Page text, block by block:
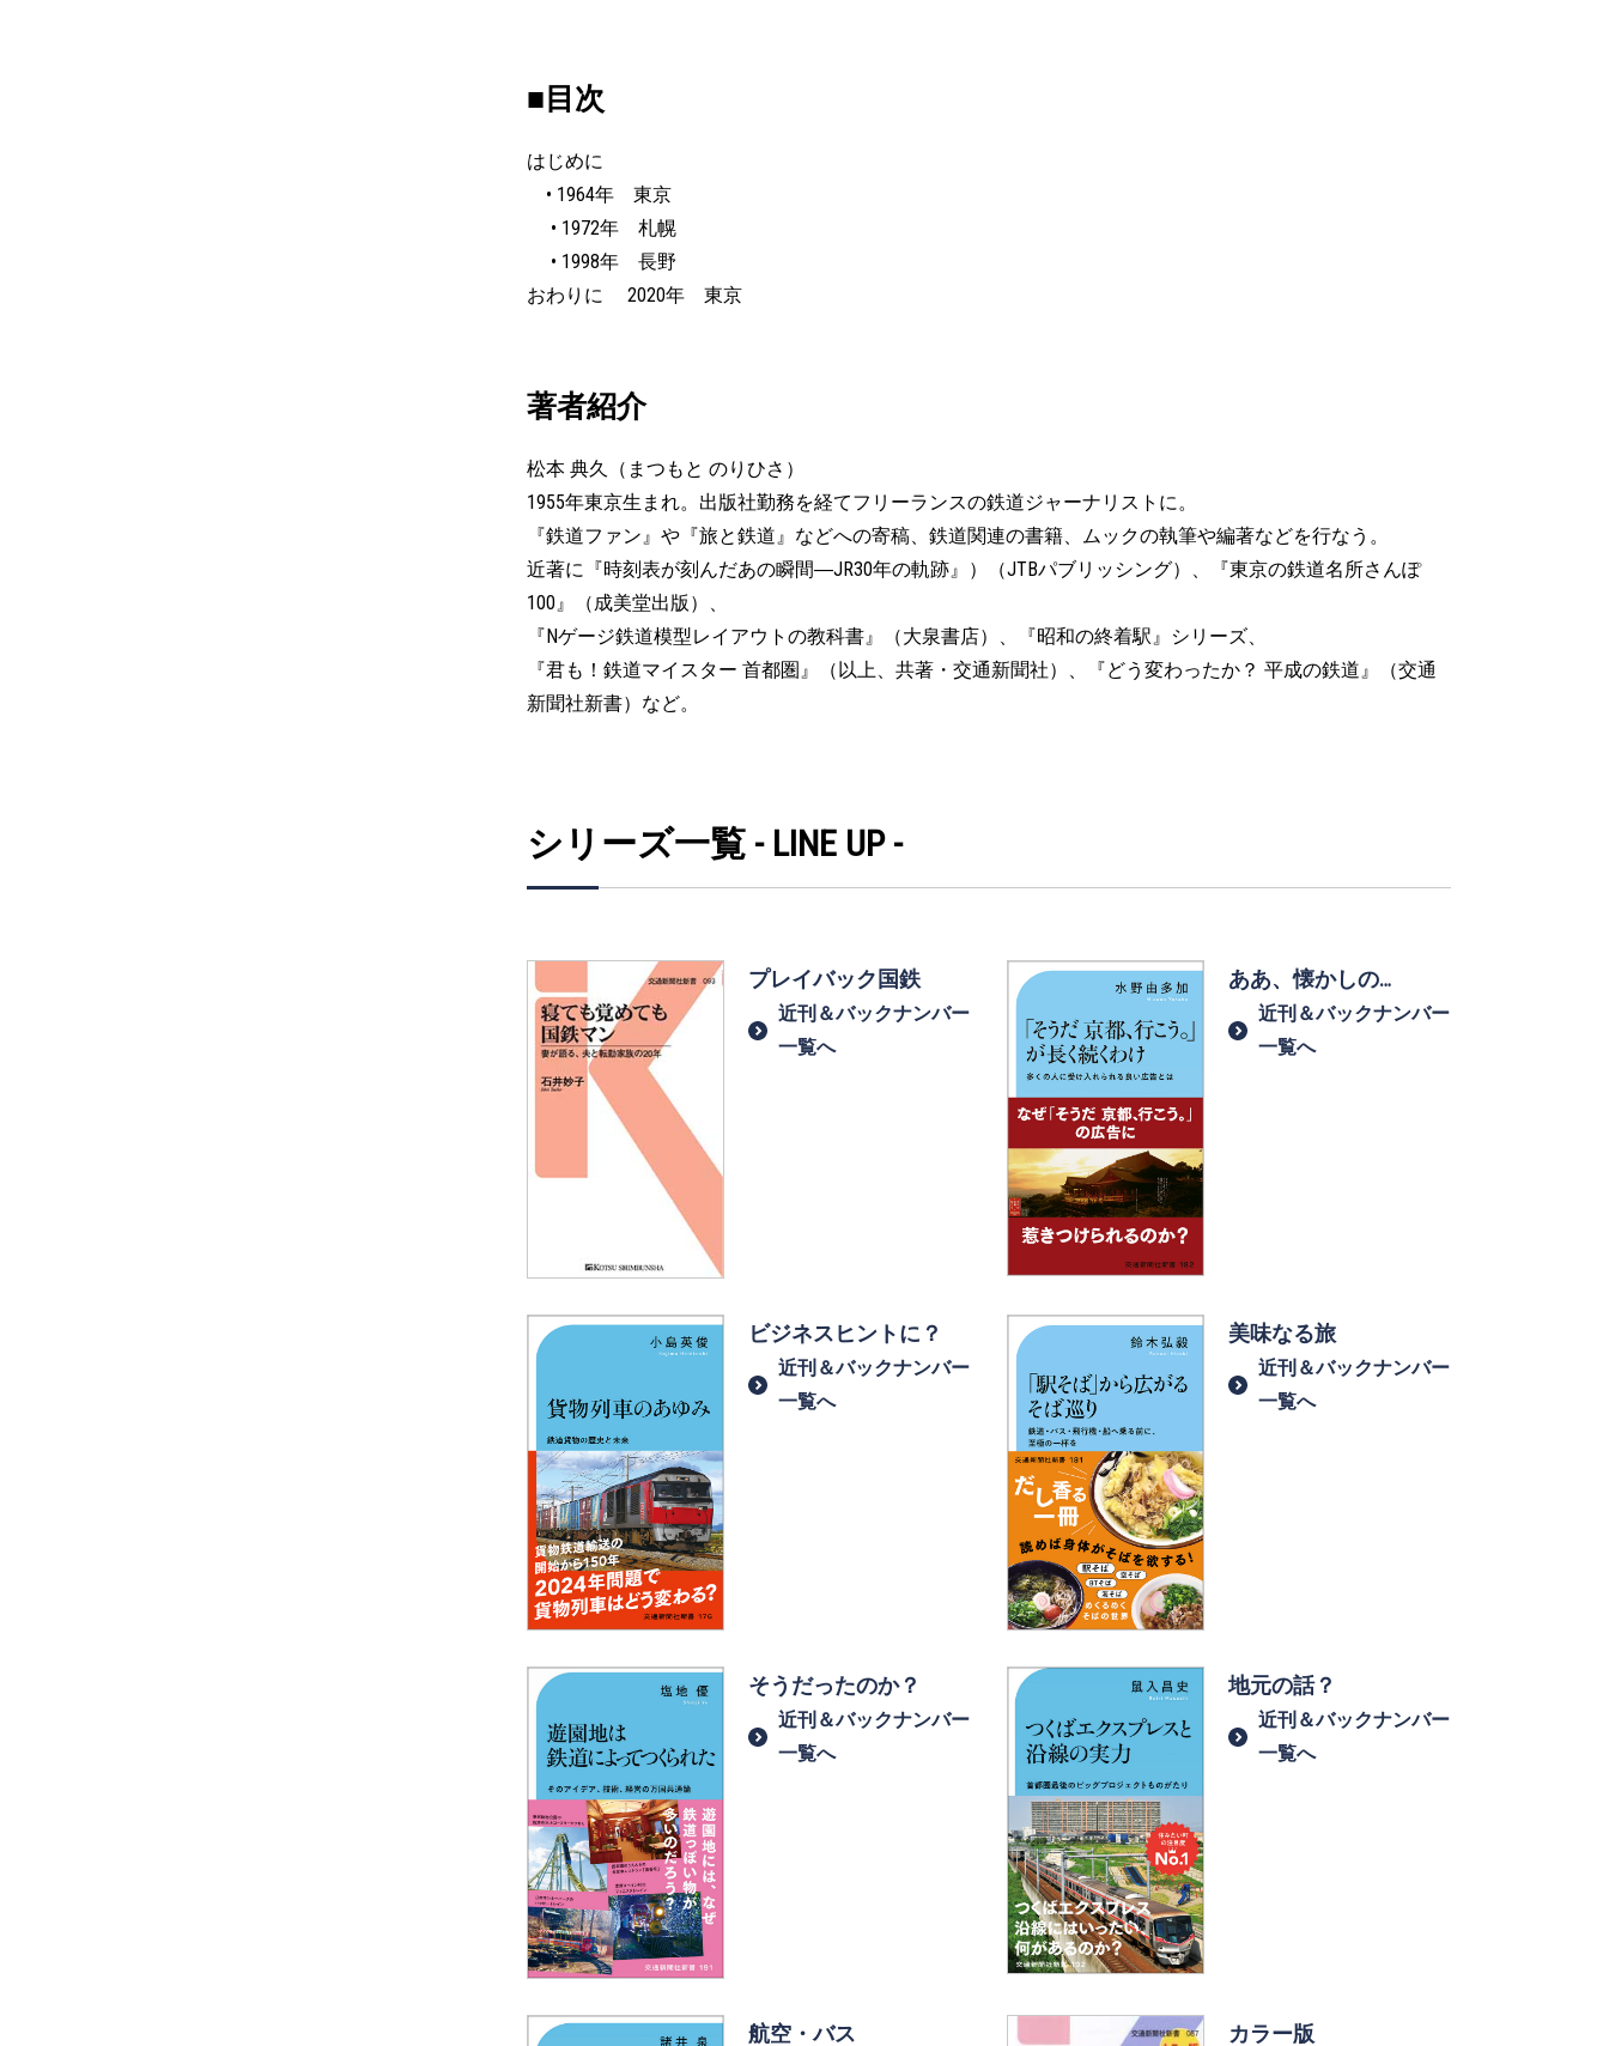
■目次
はじめに
• 1964年 東京
• 1972年 札幌
• 1998年 長野
おわりに 2020年 東京
著者紹介
松本 典久（まつもと のりひさ）
1955年東京生まれ。出版社勤務を経てフリーランスの鉄道ジャーナリストに。
『鉄道ファン』や『旅と鉄道』などへの寄稿、鉄道関連の書籍、ムックの執筆や編著などを行なう。
近著に『時刻表が刻んだあの瞬間―JR30年の軌跡』）（JTBパブリッシング）、『東京の鉄道名所さんぽ
100』（成美堂出版）、
『Nゲージ鉄道模型レイアウトの教科書』（大泉書店）、『昭和の終着駅』シリーズ、
『君も！鉄道マイスター 首都圏』（以上、共著・交通新聞社）、『どう変わったか？ 平成の鉄道』（交通
新聞社新書）など。
シリーズ一覧 - LINE UP -
プレイバック国鉄
近刊＆バックナンバー
一覧へ
ああ、懐かしの…
近刊＆バックナンバー
一覧へ
ビジネスヒントに？
近刊＆バックナンバー
一覧へ
美味なる旅
近刊＆バックナンバー
一覧へ
そうだったのか？
近刊＆バックナンバー
一覧へ
地元の話？
近刊＆バックナンバー
一覧へ
航空・バス カラー版